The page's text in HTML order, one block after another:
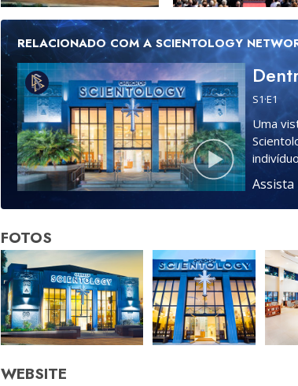
RELACIONADO COM A SCIENTOLOGY
S1·E1
Uma
Assista
FOTOS
WEBSITE